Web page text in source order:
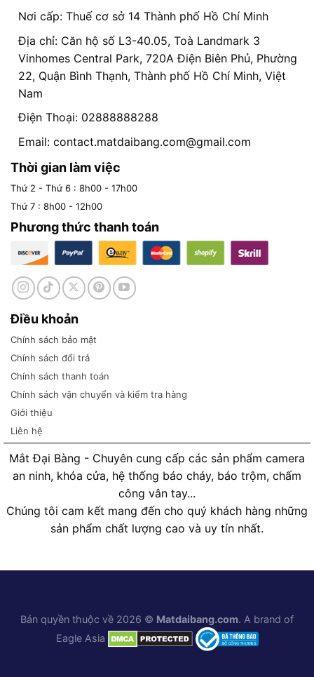
Nơi cấp: Thuế cơ sở 14 Thành phố Hồ Chí Minh
Địa chỉ: Căn hộ số L3-40.05, Toà Landmark 3
Vinhomes Central Park, 720A Điện Biên Phủ, Phường
22, Quận Bình Thạnh, Thành phố Hồ Chí Minh, Việt
Nam
Điện Thoại: 02888888288
Email: contact.matdaibang.com@gmail.com
Thời gian làm việc
Thứ 2 - Thứ 6 : 8h00 - 17h00
Thứ 7 : 8h00 - 12h00
Phương thức thanh toán
Điều khoản
Chính sách bảo mật
Chính sách đổi trả
Chính sách thanh toán
Chính sách vận chuyển và kiểm tra hàng
Giới thiệu
Liên hệ
Mắt Đại Bàng - Chuyên cung cấp các sản phẩm camera
an ninh, khóa cửa, hệ thống báo cháy, báo trộm, chấm
công vân tay...
Chúng tôi cam kết mang đến cho quý khách hàng những
sản phẩm chất lượng cao và uy tín nhất.
Bản quyền thuộc về 2026 © Matdaibang.com. A brand of
Eagle Asia